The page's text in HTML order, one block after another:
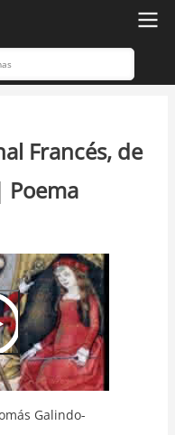
Francés, de
Galindo-